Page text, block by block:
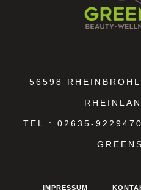
56598
TEL.: 02635-
IMPRESSUM